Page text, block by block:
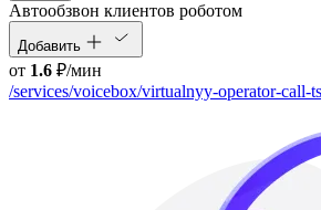
Автообзвон клиентов роботом
Добавить
от 1.6 ₽/мин
/services/voicebox/virtualnyy-operator-call-